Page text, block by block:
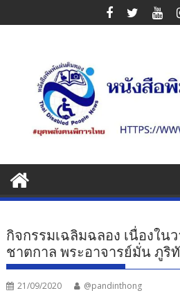
to
กิจกรรมเฉลิมฉลอง เนื่องใน
ชาตกาล พระอาจารย์มั่น ภูริ
21/09/2020 @pandinthong